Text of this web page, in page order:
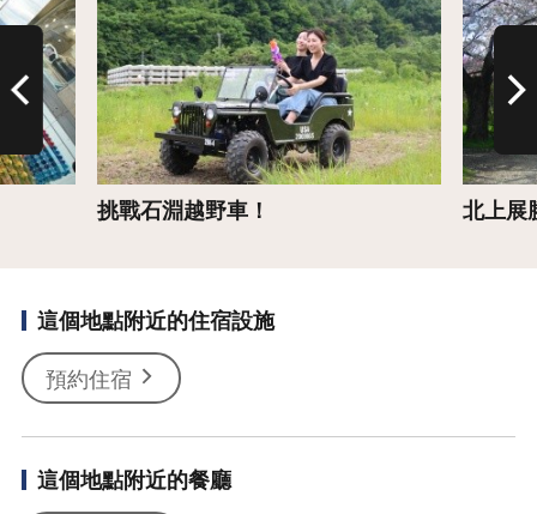
挑戰石淵越野車！ 北上展
這個地點附近的住宿設施
預約住宿
這個地點附近的餐廳